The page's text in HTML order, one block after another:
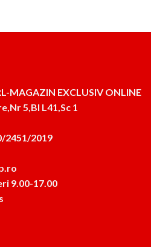
MAGAZIN EXCLUSIV ONLINE
5,Bl L41,Sc 1
2451/2019
9.00-17.00